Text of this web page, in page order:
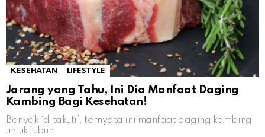
KESEHATAN LIFESTYLE
Jarang yang Tahu, Ini Dia Manfaat Daging
Kambing Bagi Kesehatan!
Banyak ‘ditakuti’, ternyata ini manfaat daging kambing
untuk tubuh